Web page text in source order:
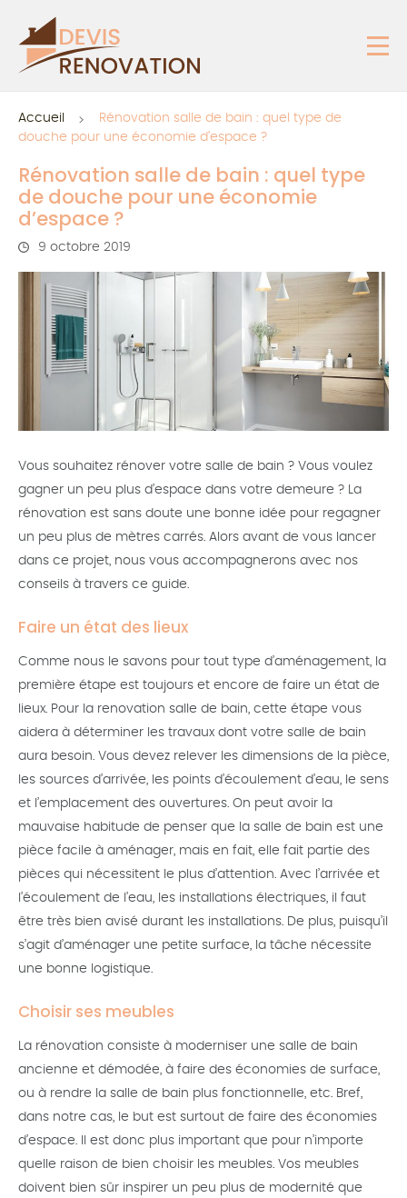
Accueil
Rénovation salle de bain : quel type de
douche pour une économie d’espace ?
Rénovation salle de bain : quel type
de douche pour une économie
d’espace ?
9 octobre 2019
Vous souhaitez rénover votre salle de bain ? Vous voulez
gagner un peu plus d’espace dans votre demeure ? La
rénovation est sans doute une bonne idée pour regagner
un peu plus de mètres carrés. Alors avant de vous lancer
dans ce projet, nous vous accompagnerons avec nos
conseils à travers ce guide.
Faire un état des lieux
Comme nous le savons pour tout type d’aménagement, la
première étape est toujours et encore de faire un état de
lieux. Pour la renovation salle de bain, cette étape vous
aidera à déterminer les travaux dont votre salle de bain
aura besoin. Vous devez relever les dimensions de la pièce,
les sources d’arrivée, les points d’écoulement d’eau, le sens
et l’emplacement des ouvertures. On peut avoir la
mauvaise habitude de penser que la salle de bain est une
pièce facile à aménager, mais en fait, elle fait partie des
pièces qui nécessitent le plus d’attention. Avec l’arrivée et
l’écoulement de l’eau, les installations électriques, il faut
être très bien avisé durant les installations. De plus, puisqu’il
s’agit d’aménager une petite surface, la tâche nécessite
une bonne logistique.
Choisir ses meubles
La rénovation consiste à moderniser une salle de bain
ancienne et démodée, à faire des économies de surface,
ou à rendre la salle de bain plus fonctionnelle, etc. Bref,
dans notre cas, le but est surtout de faire des économies
d’espace. Il est donc plus important que pour n’importe
quelle raison de bien choisir les meubles. Vos meubles
doivent bien sûr inspirer un peu plus de modernité que